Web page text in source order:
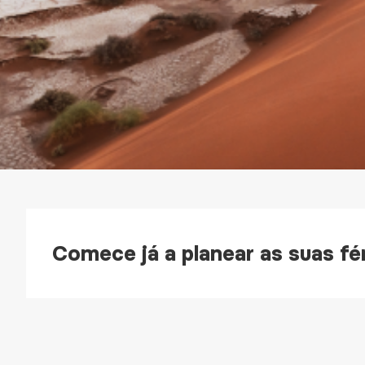
Comece já a planear as suas